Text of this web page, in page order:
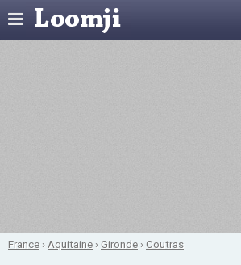
France › Aquitaine ›Gironde ›Coutras